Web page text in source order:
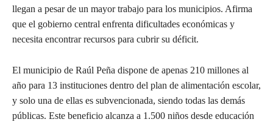
llegan a pesar de un mayor trabajo para los municipios. Afirma
que el gobierno central enfrenta dificultades económicas y
necesita encontrar recursos para cubrir su déficit.
El municipio de Raúl Peña dispone de apenas 210 millones al
año para 13 instituciones dentro del plan de alimentación escolar,
y solo una de ellas es subvencionada, siendo todas las demás
públicas. Este beneficio alcanza a 1.500 niños desde educación